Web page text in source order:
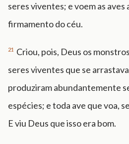
seres viventes; e voem as aves
firmamento do céu.
21 Criou, pois, Deus os
seres viventes que se
produziram abundantemente
espécies; e toda ave que voa,
E viu Deus que isso era bom.